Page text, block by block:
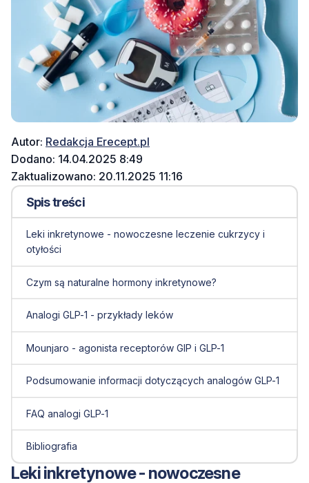
Autor: Redakcja Erecept.pl
Dodano: 14.04.2025 8:49
Zaktualizowano: 20.11.2025 11:16
Spis treści
Leki inkretynowe - nowoczesne leczenie cukrzycy i
otyłości
Czym są naturalne hormony inkretynowe?
Analogi GLP-1 - przykłady leków
Mounjaro - agonista receptorów GIP i GLP-1
Podsumowanie informacji dotyczących analogów GLP-1
FAQ analogi GLP-1
Bibliografia
Leki inkretynowe - nowoczesne